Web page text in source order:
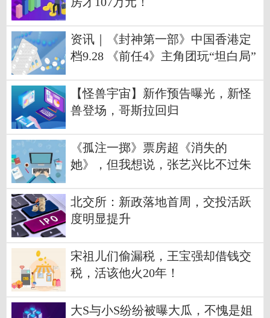
资讯｜《封神第一部》中国香港定
档9.28 《前任4》主角团玩“坦白局”
【怪兽宇宙】新作预告曝光，新怪
兽登场，哥斯拉回归
《孤注一掷》票房超《消失的
她》，但我想说，张艺兴比不过朱
北交所：新政落地首周，交投活跃
度明显提升
宋祖儿们偷漏税，王宝强却借钱交
税，活该他火20年！
大S与小S纷纷被曝大瓜，不愧是姐